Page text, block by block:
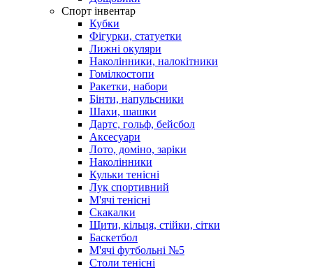
Спорт інвентар
Кубки
Фігурки, статуетки
Лижні окуляри
Наколінники, налокітники
Гомілкостопи
Ракетки, набори
Бінти, напульсники
Шахи, шашки
Дартс, гольф, бейсбол
Аксесуари
Лото, доміно, заріки
Наколінники
Кульки тенісні
Лук спортивний
М'ячі тенісні
Скакалки
Щити, кільця, стійки, сітки
Баскетбол
М'ячі футбольнi №5
Столи тенісні